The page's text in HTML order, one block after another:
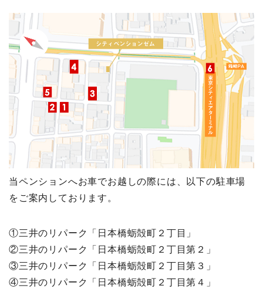
当ペンションへお車でお越しの際には、以下の駐車場
をご案内しております。
①三井のリパーク「日本橋蛎殻町２丁目」
②三井のリパーク「日本橋蛎殻町２丁目第２」
③三井のリパーク「日本橋蛎殻町２丁目第３」
④三井のリパーク「日本橋蛎殻町２丁目第４」